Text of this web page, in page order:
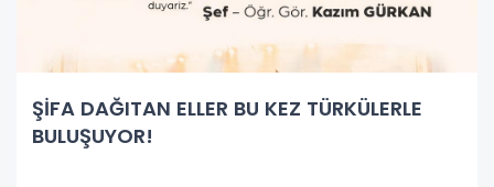
ŞİFA DAĞITAN ELLER BU KEZ TÜRKÜLERLE
BULUŞUYOR!